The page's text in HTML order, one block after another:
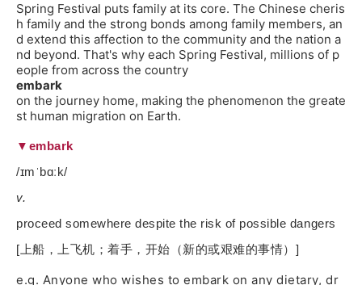
Spring Festival puts family at its core. The Chinese cheris
h family and the strong bonds among family members, an
d extend this affection to the community and the nation a
nd beyond. That's why each Spring Festival, millions of p
eople from across the country
embark
on the journey home, making the phenomenon the greate
st human migration on Earth.
▼embark
/ɪmˈbɑːk/
v.
proceed somewhere despite the risk of possible dangers
[上船，上飞机；着手，开始（新的或艰难的事情）]
e.g. Anyone who wishes to embark on any dietary, dr